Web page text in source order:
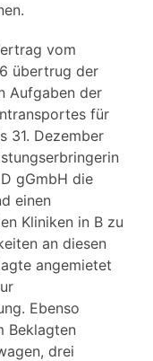
vom
übertrug der
Aufgaben der
für
31. Dezember
gGmbH die
einen
Kliniken in B zu
an diesen
angemietet
Ebenso
Beklagten
drei